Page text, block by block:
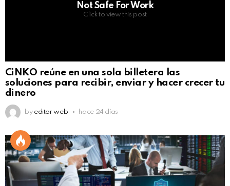
Not Safe For Work
Click to view this post
CiNKO reúne en una sola billetera las
soluciones para recibir, enviar y hacer crecer tu
dinero
by editor web hace 24 días